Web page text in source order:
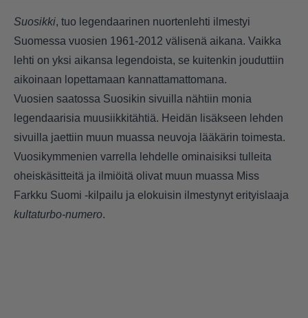
Suosikki, tuo legendaarinen nuortenlehti ilmestyi
Suomessa vuosien 1961-2012 välisenä aikana. Vaikka
lehti on yksi aikansa legendoista, se kuitenkin jouduttiin
aikoinaan lopettamaan kannattamattomana.
Vuosien saatossa Suosikin sivuilla nähtiin monia
legendaarisia muusiikkitähtiä. Heidän lisäkseen lehden
sivuilla jaettiin muun muassa neuvoja lääkärin toimesta.
Vuosikymmenien varrella lehdelle ominaisiksi tulleita
oheiskäsitteitä ja ilmiöitä olivat muun muassa Miss
Farkku Suomi -kilpailu ja elokuisin ilmestynyt erityislaaja
kultaturbo-numero.